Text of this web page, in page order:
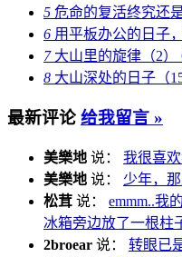
5 危命的复活终究还
6 用平板办公的日子
7大山里的旋律（2）
8 大山深处的日子（
最新评论 给我留言 »
美樂地 说： 我很喜
美樂地 说： 少年，
松茸 说： emmm..我
冰箱旁边放了一根柱
2broear 说： 转眼已